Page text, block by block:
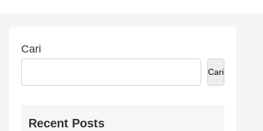
Cari
Cari
Recent Posts